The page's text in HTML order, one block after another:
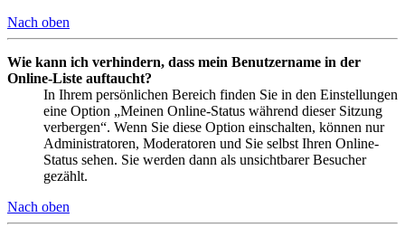
Nach oben
Wie kann ich verhindern, dass mein Benutzername in der
Online-Liste auftaucht?
In Ihrem persönlichen Bereich finden Sie in den Einstellungen
eine Option „Meinen Online-Status während dieser Sitzung
verbergen“. Wenn Sie diese Option einschalten, können nur
Administratoren, Moderatoren und Sie selbst Ihren Online-
Status sehen. Sie werden dann als unsichtbarer Besucher
gezählt.
Nach oben